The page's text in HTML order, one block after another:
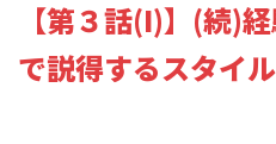
【第３話(I)】(続)
で説得するスタイル